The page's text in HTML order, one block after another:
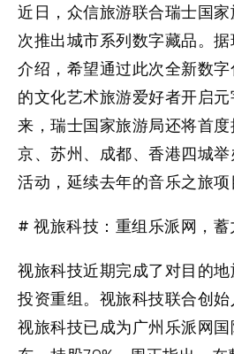
近日，众信旅游联合瑞士国
次推出城市系列数字藏品。
介绍，希望通过此次全新数
的文化艺术旅游爱好者开启
来，瑞士国家旅游局还将首
京、苏州、成都、香港四城
活动，延续去年的音乐之旅项
# 视旅科技：重组乐派网，蓄
视旅科技近期完成了对目的
投资重组。视旅科技联合创始
视旅科技已成为广州乐派网